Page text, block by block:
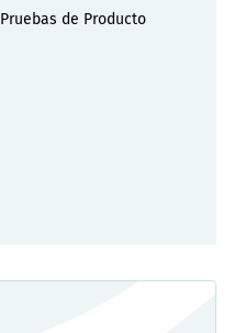
Pruebas de Producto